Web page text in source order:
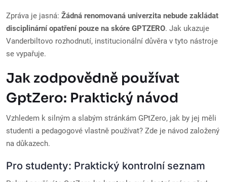
Zpráva je jasná: Žádná renomovaná univerzita nebude zakládat
disciplinární opatření pouze na skóre GPTZERO. Jak ukazuje
Vanderbiltovo rozhodnutí, institucionální důvěra v tyto nástroje
se vypařuje.
Jak zodpovědně používat
GptZero: Praktický návod
Vzhledem k silným a slabým stránkám GPtZero, jak by jej měli
studenti a pedagogové vlastně používat? Zde je návod založený
na důkazech.
Pro studenty: Praktický kontrolní seznam